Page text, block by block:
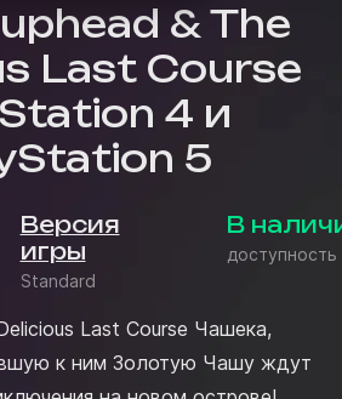
& The
Last Course
4 и
5
Версия
игры
Standard
В
доступность
Last Course Чашека,
к ним Золотую Чашу ждут